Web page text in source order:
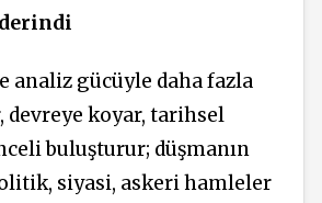
analiz gücüyle daha fazla
devreye koyar, tarihsel
buluşturur; düşmanın
siyasi, askeri hamleler